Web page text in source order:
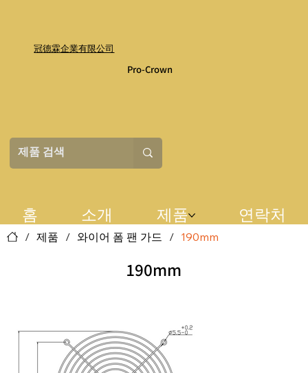
冠德霖企業有限公司
Pro-Crown
홈 소개 제품 연락처
/ 제품 / 와이어 폼 팬 가드 / 190mm
190mm